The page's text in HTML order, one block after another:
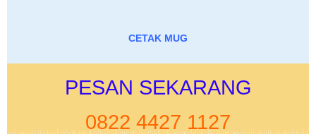
CETAK MUG
PESAN SEKARANG
0822 4427 1127